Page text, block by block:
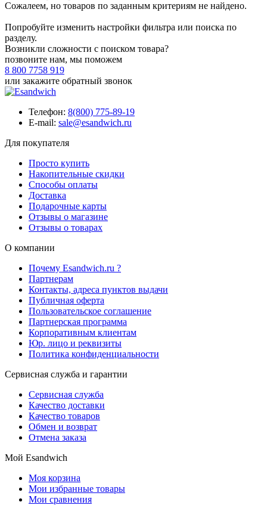
Сожалеем, но товаров по заданным критериям не найдено.
Попробуйте изменить настройки фильтра или поиска по
разделу.
Возникли сложности с поиском товара?
позвоните нам, мы поможем
8 800 7758 919
или закажите обратный звонок
Телефон: 8(800) 775-89-19
E-mail: sale@esandwich.ru
Для покупателя
Просто купить
Накопительные скидки
Способы оплаты
Доставка
Подарочные карты
Отзывы о магазине
Отзывы о товарах
О компании
Почему Esandwich.ru ?
Партнерам
Контакты, адреса пунктов выдачи
Публичная оферта
Пользовательское соглашение
Партнерская программа
Корпоративным клиентам
Юр. лицо и реквизиты
Политика конфиденциальности
Сервисная служба и гарантии
Сервисная служба
Качество доставки
Качество товаров
Обмен и возврат
Отмена заказа
Мой Esandwich
Моя корзина
Мои избранные товары
Мои сравнения